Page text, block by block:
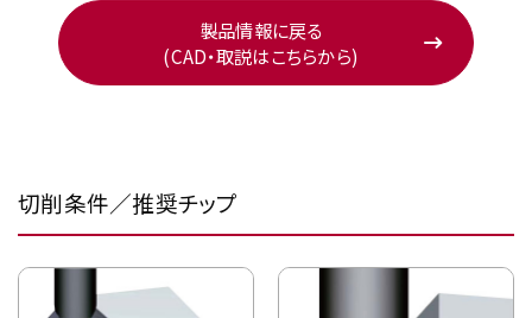
製品情報に戻る
(CAD・取説はこちらから)
切削条件／推奨チップ